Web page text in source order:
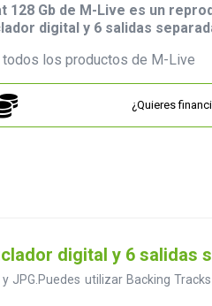
128 Gb de M-Live es un
digital y 6 salidas
¿Quieres
digital y 6 salidas
utilizar Backing